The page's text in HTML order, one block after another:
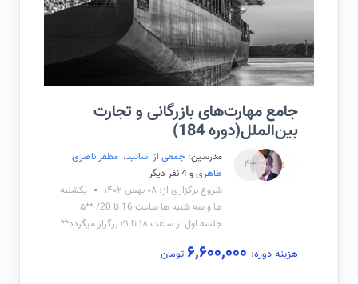
جامع مهارت‌های بازرگانی و تجارت
بین‌الملل(دوره 184)
+۴ مدرسین: جمعی از اساتید، مظفر ناصری
طاهریو 4 نفر دیگر
شروع برگزاری از: ۰۸ بهمن ۱۴۰۲
یکشنبه
ها و سه شنبه ها ساعت 16 تا 20/ **۵
جلسه اول از ساعت ۱۸ تا ۲۱ برگزار میگردد**
هزینه دوره: تومان